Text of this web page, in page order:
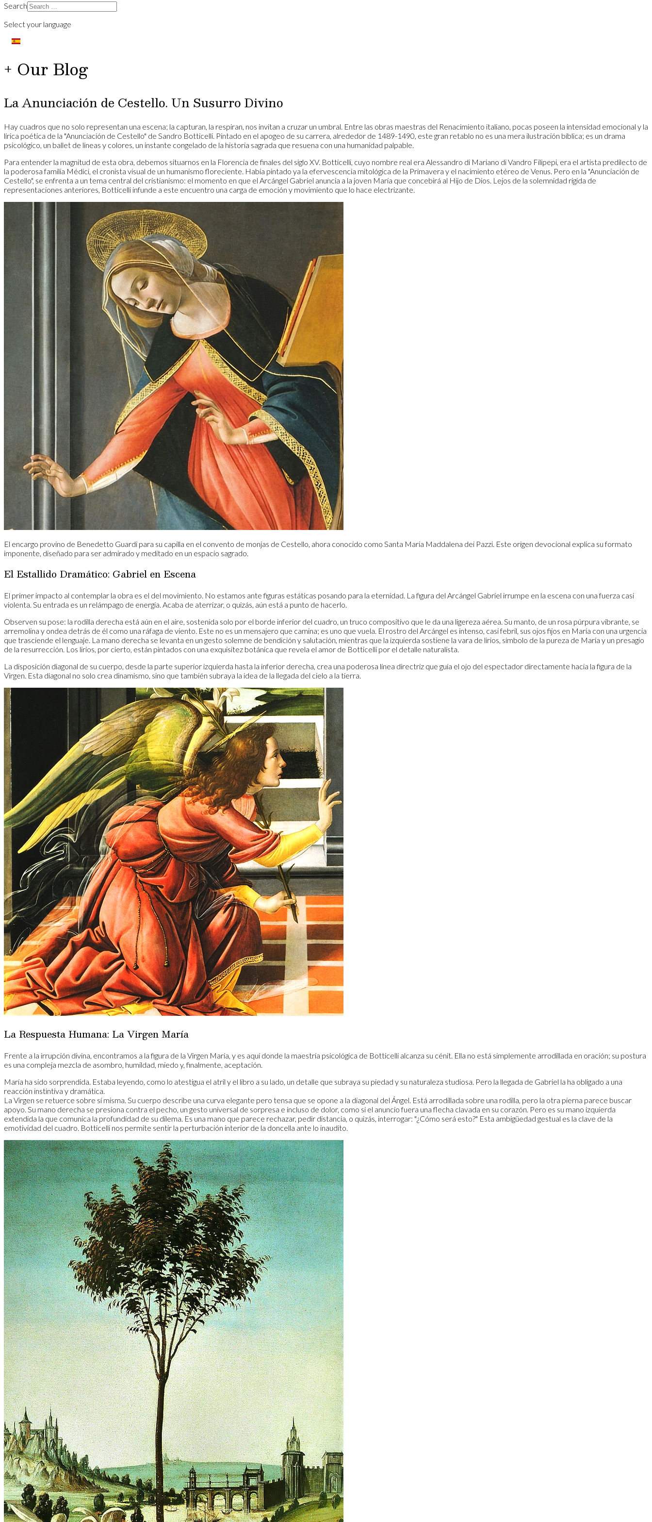
Search
Select your language
+ Our Blog
​La Anunciación de Cestello. Un Susurro Divino
​Hay cuadros que no solo representan una escena; la capturan, la respiran, nos invitan a cruzar un umbral. Entre las obras maestras del Renacimiento italiano, pocas poseen la intensidad emocional y la
lírica poética de la "Anunciación de Cestello" de Sandro Botticelli. Pintado en el apogeo de su carrera, alrededor de 1489-1490, este gran retablo no es una mera ilustración bíblica; es un drama
psicológico, un ballet de líneas y colores, un instante congelado de la historia sagrada que resuena con una humanidad palpable.
​Para entender la magnitud de esta obra, debemos situarnos en la Florencia de finales del siglo XV. Botticelli, cuyo nombre real era Alessandro di Mariano di Vandro Filipepi, era el artista predilecto de
la poderosa familia Médici, el cronista visual de un humanismo floreciente. Había pintado ya la efervescencia mitológica de la Primavera y el nacimiento etéreo de Venus. Pero en la "Anunciación de
Cestello", se enfrenta a un tema central del cristianismo: el momento en que el Arcángel Gabriel anuncia a la joven María que concebirá al Hijo de Dios. Lejos de la solemnidad rígida de
representaciones anteriores, Botticelli infunde a este encuentro una carga de emoción y movimiento que lo hace electrizante.
​El encargo provino de Benedetto Guardi para su capilla en el convento de monjas de Cestello, ahora conocido como Santa Maria Maddalena dei Pazzi. Este origen devocional explica su formato
imponente, diseñado para ser admirado y meditado en un espacio sagrado.
​El Estallido Dramático: Gabriel en Escena
​El primer impacto al contemplar la obra es el del movimiento. No estamos ante figuras estáticas posando para la eternidad. La figura del Arcángel Gabriel irrumpe en la escena con una fuerza casi
violenta. Su entrada es un relámpago de energía. Acaba de aterrizar, o quizás, aún está a punto de hacerlo.
​Observen su pose: la rodilla derecha está aún en el aire, sostenida solo por el borde inferior del cuadro, un truco compositivo que le da una ligereza aérea. Su manto, de un rosa púrpura vibrante, se
arremolina y ondea detrás de él como una ráfaga de viento. Este no es un mensajero que camina; es uno que vuela. El rostro del Arcángel es intenso, casi febril, sus ojos fijos en María con una urgencia
que trasciende el lenguaje. La mano derecha se levanta en un gesto solemne de bendición y salutación, mientras que la izquierda sostiene la vara de lirios, símbolo de la pureza de María y un presagio
de la resurrección. Los lirios, por cierto, están pintados con una exquisitez botánica que revela el amor de Botticelli por el detalle naturalista.
​La disposición diagonal de su cuerpo, desde la parte superior izquierda hasta la inferior derecha, crea una poderosa línea directriz que guía el ojo del espectador directamente hacia la figura de la
Virgen. Esta diagonal no solo crea dinamismo, sino que también subraya la idea de la llegada del cielo a la tierra.
​La Respuesta Humana: La Virgen María
​Frente a la irrupción divina, encontramos a la figura de la Virgen María, y es aquí donde la maestría psicológica de Botticelli alcanza su cénit. Ella no está simplemente arrodillada en oración; su postura
es una compleja mezcla de asombro, humildad, miedo y, finalmente, aceptación.
​María ha sido sorprendida. Estaba leyendo, como lo atestigua el atril y el libro a su lado, un detalle que subraya su piedad y su naturaleza studiosa. Pero la llegada de Gabriel la ha obligado a una
reacción instintiva y dramática.
​La Virgen se retuerce sobre sí misma. Su cuerpo describe una curva elegante pero tensa que se opone a la diagonal del Ángel. Está arrodillada sobre una rodilla, pero la otra pierna parece buscar
apoyo. Su mano derecha se presiona contra el pecho, un gesto universal de sorpresa e incluso de dolor, como si el anuncio fuera una flecha clavada en su corazón. Pero es su mano izquierda
extendida la que comunica la profundidad de su dilema. Es una mano que parece rechazar, pedir distancia, o quizás, interrogar: "¿Cómo será esto?" Esta ambigüedad gestual es la clave de la
emotividad del cuadro. Botticelli nos permite sentir la perturbación interior de la doncella ante lo inaudito.